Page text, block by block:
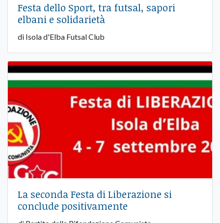
Festa dello Sport, tra futsal, sapori
elbani e solidarietà
di Isola d'Elba Futsal Club
La seconda Festa di Liberazione si
conclude positivamente